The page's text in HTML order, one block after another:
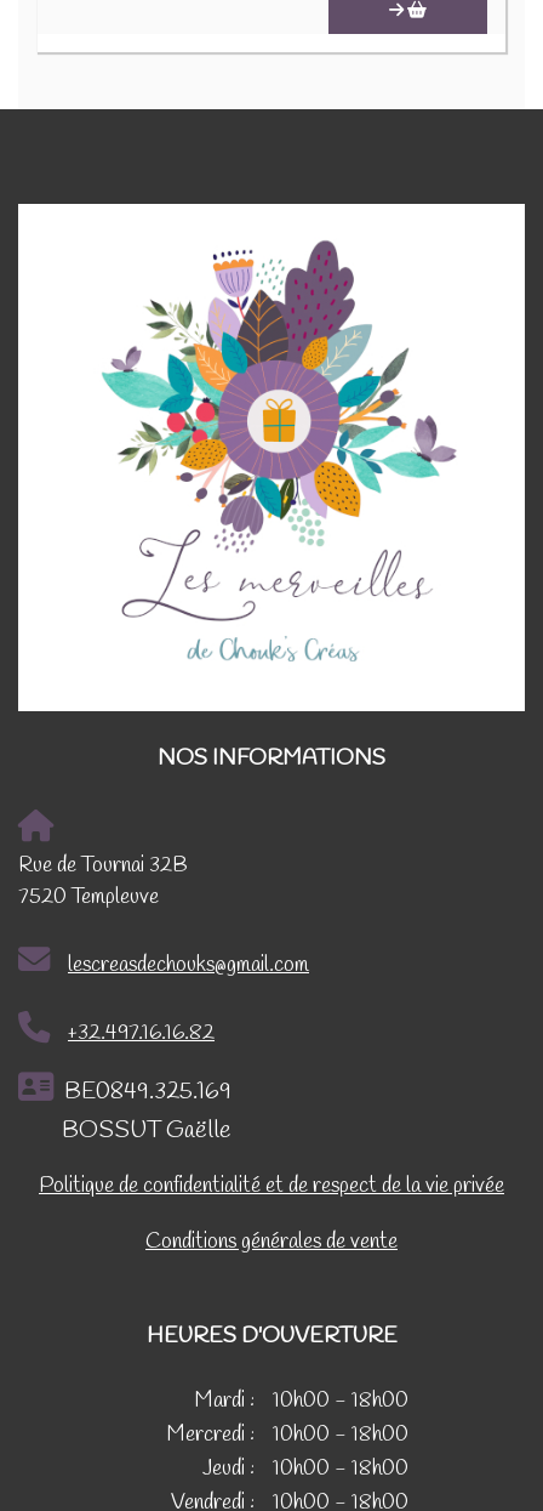
NOS INFORMATIONS
Rue de Tournai 32B
7520 Templeuve
lescreasdechouks@gmail.com
+32.497.16.16.82
BE0849.325.169
BOSSUT Gaëlle
Politique de confidentialité et de respect de la vie privée
Conditions générales de vente
HEURES D'OUVERTURE
Mardi :
10h00 - 18h00
Mercredi :
10h00 - 18h00
Jeudi :
10h00 - 18h00
Vendredi :
10h00 - 18h00